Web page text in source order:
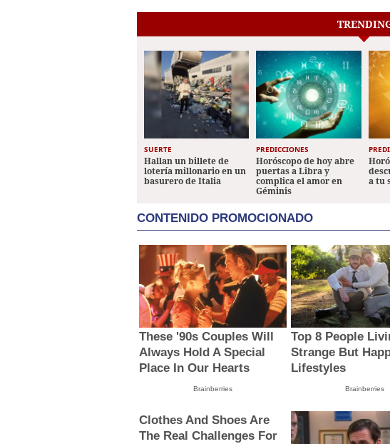
SUERTE
Hallan un billete de
lotería millonario en un
basurero de Italia
PREDICCIONES
Horóscopo de hoy abre
puertas a Libra y
complica el amor en
Géminis
a tu
CONTENIDO PROMOCIONADO
These '90s Couples Will
Always Hold A Special
Place In Our Hearts
Brainberries
Top 8 People
Strange But
Lifestyles
Brainberries
Clothes And Shoes Are
The Real Challenges For